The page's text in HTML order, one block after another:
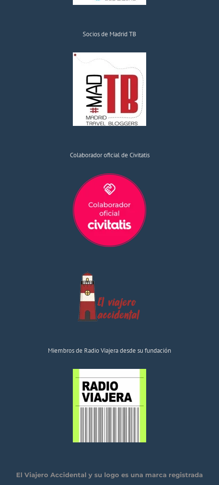
Socios de Madrid TB
Colaborador oficial de Civitatis
Miembros de Radio Viajera desde su fundación
El Viajero Accidental y su logo es una marca registrada